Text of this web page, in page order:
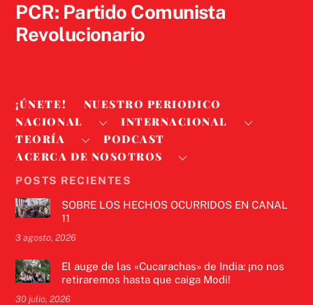
PCR: Partido Comunista
Revolucionario
¡ÚNETE!
NUESTRO PERIODICO
NACIONAL
INTERNACIONAL
TEORÍA
PODCAST
ACERCA DE NOSOTROS
POSTS RECIENTES
SOBRE LOS HECHOS OCURRIDOS EN CANAL
11
3 agosto, 2026
El auge de las «Cucarachas» de India: ¡no nos
retiraremos hasta que caiga Modi!
30 julio, 2026